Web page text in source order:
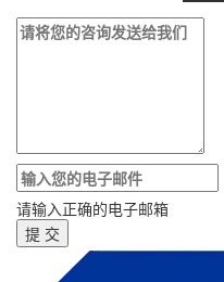
请输入正确的电子邮箱
提 交